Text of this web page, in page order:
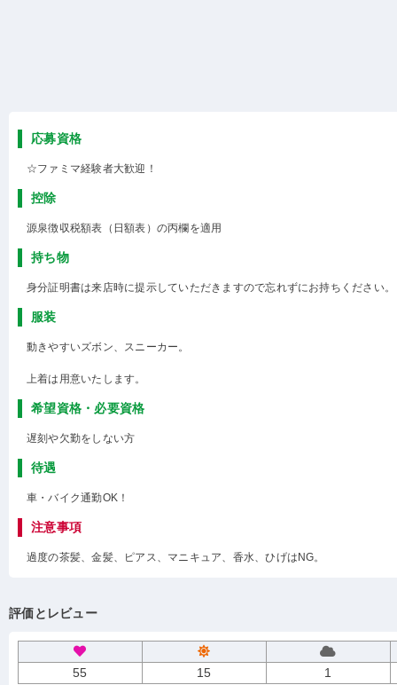
応募資格
☆ファミマ経験者大歓迎！
控除
源泉徴収税額表（日額表）の丙欄を適用
持ち物
身分証明書は来店時に提示していただきますので忘れずにお持ちください。
服装
動きやすいズボン、スニーカー。
上着は用意いたします。
希望資格・必要資格
遅刻や欠勤をしない方
待遇
車・バイク通勤OK！
注意事項
過度の茶髪、金髪、ピアス、マニキュア、香水、ひげはNG。
評価とレビュー
55 15 1